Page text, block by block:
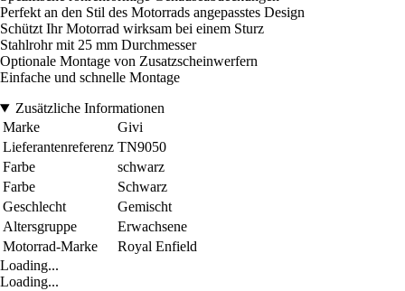
Perfekt an den Stil des Motorrads angepasstes Design
Schützt Ihr Motorrad wirksam bei einem Sturz
Stahlrohr mit 25 mm Durchmesser
Optionale Montage von Zusatzscheinwerfern
Einfache und schnelle Montage
Zusätzliche Informationen
Marke
Givi
Lieferantenreferenz TN9050
Farbe
schwarz
Farbe
Schwarz
Geschlecht
Gemischt
Altersgruppe
Erwachsene
Motorrad-Marke
Royal Enfield
Loading...
Loading...